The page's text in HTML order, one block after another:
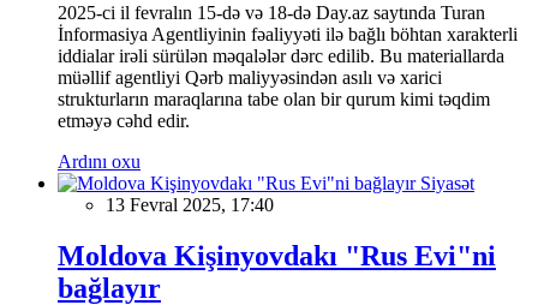
2025-ci il fevralın 15-də və 18-də Day.az saytında Turan
İnformasiya Agentliyinin fəaliyyəti ilə bağlı böhtan xarakterli
iddialar irəli sürülən məqalələr dərc edilib. Bu materiallarda
müəllif agentliyi Qərb maliyyəsindən asılı və xarici
strukturların maraqlarına tabe olan bir qurum kimi təqdim
etməyə cəhd edir.
Ardını oxu
Siyasət
13 Fevral 2025, 17:40
Moldova Kişinyovdakı "Rus Evi"ni
bağlayır